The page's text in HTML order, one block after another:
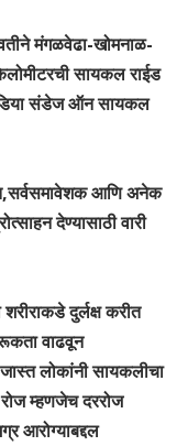
मंगळवेढा-खोमनाळ-
सायकल राईड
संडेज ऑन सायकल
आणि अनेक
देण्यासाठी वारी
दुर्लक्ष करीत
वाढवून
लोकांनी सायकलीचा
म्हणजेच दररोज
आरोग्याबद्दल